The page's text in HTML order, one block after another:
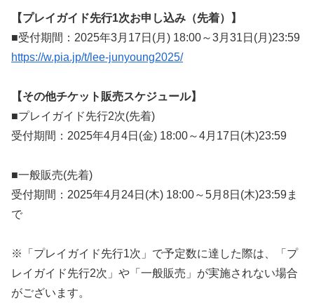
【プレイガイド先行1次お申し込み（先着）】
■受付期間：2025年3月17日(月) 18:00～3月31日(月)23:59
https://w.pia.jp/t/lee-junyoung2025/
【その他チケット販売スケジュール】
■プレイガイド先行2次(先着)
受付期間：2025年4月4日(金) 18:00～4月17日(木)23:59
■一般販売(先着)
受付期間：2025年4月24日(木) 18:00～5月8日(木)23:59ま
で
※「プレイガイド先行1次」で予定数に達した際は、「プ
レイガイド先行2次」や「一般販売」が実施されない場合
がございます。